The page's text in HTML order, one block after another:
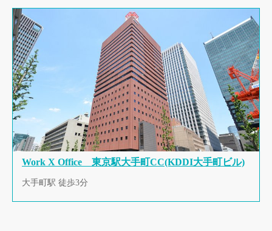
Work X Office 東京駅大手町CC(KDDI大手町ビル)
大手町駅 徒歩3分